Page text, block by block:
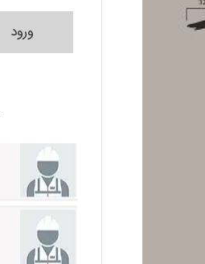
ورود